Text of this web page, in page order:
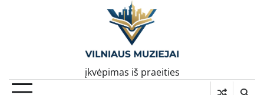
įkvėpimas iš praeities